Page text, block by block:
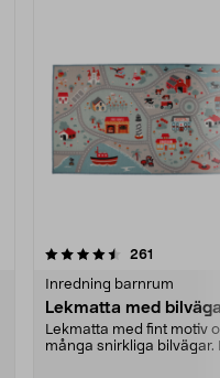
261
Inredning barnrum
Lekmatta med
Lekmatta med fint motiv
många snirkliga bilvägar.
4.5 av 5 stjärnor